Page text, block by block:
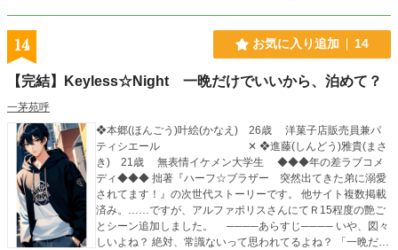
14 お気に入り追加 14
【完結】Keyless☆Night 一晩だけでいいから、泊めて？
一茅苑呼
❖本郷(ほんごう)叶絵(かなえ) 26歳 洋菓子店販売員兼パ
ティシエール ✕ ❖進藤(しんどう)雅貴(まさ
き) 21歳 無表情イケメン大学生 ◆◆◆年の差ラブコメ
ディ◆◆◆ 拙著『ハーフ☆ブラザー 突然出てきた弟に溺愛
されてます！』の次世代ストーリーです。 他サイト複数掲載
済み。……ですが、アルファポリスさんにてＲ15程度の艶ご
とシーン追加しました。 ────あらすじ──── いや、図々
しいよね？ 絶対、常識ないって思われてるよね？ 「一晩だけ